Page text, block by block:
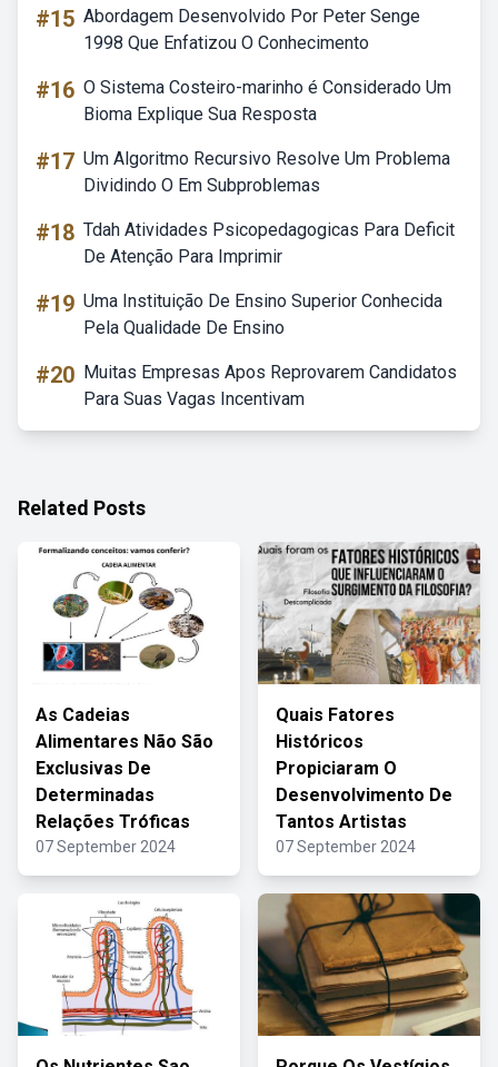
#15 Abordagem Desenvolvido Por Peter Senge
1998 Que Enfatizou O Conhecimento
#16 O Sistema Costeiro-marinho é Considerado Um
Bioma Explique Sua Resposta
#17 Um Algoritmo Recursivo Resolve Um Problema
Dividindo O Em Subproblemas
#18 Tdah Atividades Psicopedagogicas Para Deficit
De Atenção Para Imprimir
#19 Uma Instituição De Ensino Superior Conhecida
Pela Qualidade De Ensino
#20 Muitas Empresas Apos Reprovarem Candidatos
Para Suas Vagas Incentivam
Related Posts
As Cadeias
Alimentares Não São
Exclusivas De
Determinadas
Relações Tróficas
07 September 2024
Quais Fatores
Históricos
Propiciaram O
Desenvolvimento De
Tantos Artistas
07 September 2024